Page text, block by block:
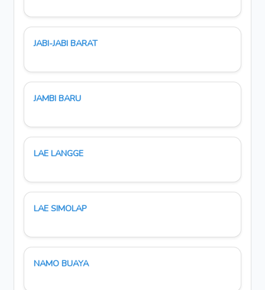
JABI-JABI BARAT
JAMBI BARU
LAE LANGGE
LAE SIMOLAP
NAMO BUAYA